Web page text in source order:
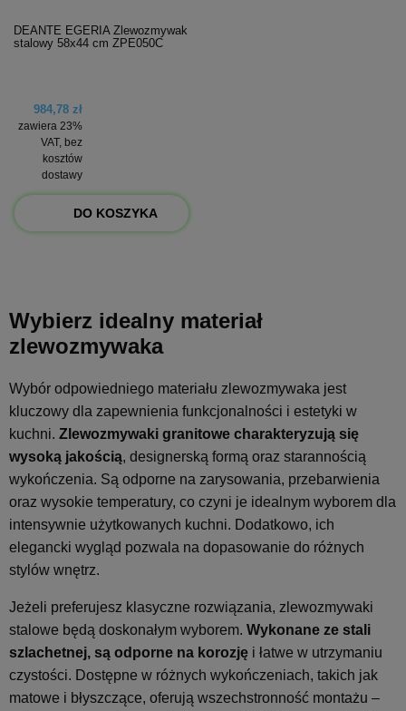
DEANTE EGERIA Zlewozmywak
stalowy 58x44 cm ZPE050C
984,78 zł
zawiera 23%
VAT, bez
kosztów
dostawy
DO KOSZYKA
Wybierz idealny materiał
zlewozmywaka
Wybór odpowiedniego materiału zlewozmywaka jest
kluczowy dla zapewnienia funkcjonalności i estetyki w
kuchni. Zlewozmywaki granitowe charakteryzują się
wysoką jakością, designerską formą oraz starannością
wykończenia. Są odporne na zarysowania, przebarwienia
oraz wysokie temperatury, co czyni je idealnym wyborem dla
intensywnie użytkowanych kuchni. Dodatkowo, ich
elegancki wygląd pozwala na dopasowanie do różnych
stylów wnętrz.
Jeżeli preferujesz klasyczne rozwiązania, zlewozmywaki
stalowe będą doskonałym wyborem. Wykonane ze stali
szlachetnej, są odporne na korozję i łatwe w utrzymaniu
czystości. Dostępne w różnych wykończeniach, takich jak
matowe i błyszczące, oferują wszechstronność montażu –